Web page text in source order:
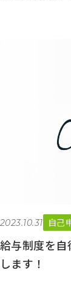
2023.10.31 自己
給与制度を
します！